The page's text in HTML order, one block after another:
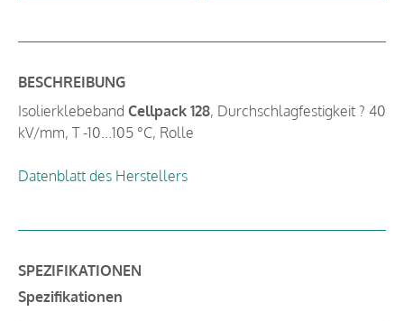
BESCHREIBUNG
Isolierklebeband Cellpack 128, Durchschlagfestigkeit ? 40
kV/mm, T -10...105 °C, Rolle
Datenblatt des Herstellers
SPEZIFIKATIONEN
Spezifikationen